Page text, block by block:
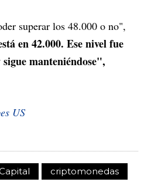
superar los 48.000 o no",
en 42.000. Ese nivel fue
manteniéndose",
US
criptomonedas